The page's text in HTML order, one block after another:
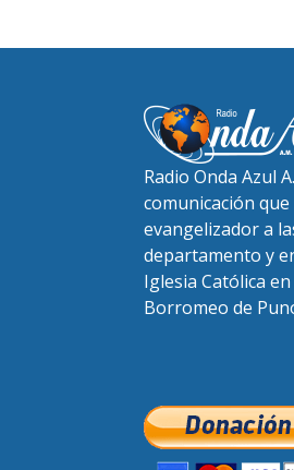
Radio Onda Azul
comunicación
evangelizador a
departamento y
Iglesia Católica
Borromeo de